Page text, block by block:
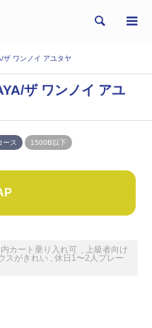
Search
ザ ワンノイ アユタヤ
ザ ワンノイ アユ
ース 1500B以下
カート乗り入れ可 , 上級者向け
スがきれい , 休日1〜2人プレー